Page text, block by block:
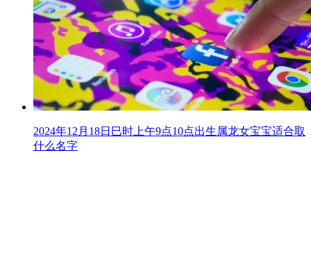
2024年12月18日巳时上午9点10点出生属龙女宝宝适合取
什么名字